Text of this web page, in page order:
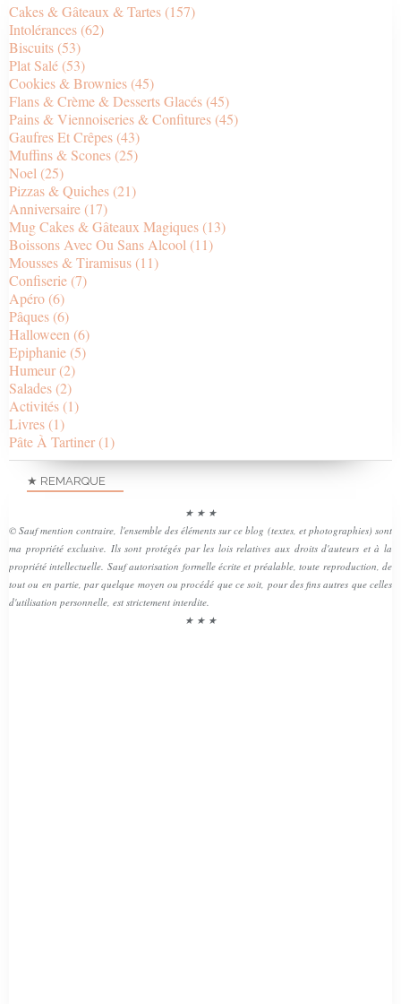
Cakes & Gâteaux & Tartes (157)
Intolérances (62)
Biscuits (53)
Plat Salé (53)
Cookies & Brownies (45)
Flans & Crème & Desserts Glacés (45)
Pains & Viennoiseries & Confitures (45)
Gaufres Et Crêpes (43)
Muffins & Scones (25)
Noel (25)
Pizzas & Quiches (21)
Anniversaire (17)
Mug Cakes & Gâteaux Magiques (13)
Boissons Avec Ou Sans Alcool (11)
Mousses & Tiramisus (11)
Confiserie (7)
Apéro (6)
Pâques (6)
Halloween (6)
Epiphanie (5)
Humeur (2)
Salades (2)
Activités (1)
Livres (1)
Pâte À Tartiner (1)
★ REMARQUE
★ ★ ★
© Sauf mention contraire, l'ensemble des éléments sur ce blog (textes, et photographies) sont
ma propriété exclusive. Ils sont protégés par les lois relatives aux droits d'auteurs et à la
propriété intellectuelle. Sauf autorisation formelle écrite et préalable, toute reproduction, de
tout ou en partie, par quelque moyen ou procédé que ce soit, pour des fins autres que celles
d'utilisation personnelle, est strictement interdite.
★ ★ ★